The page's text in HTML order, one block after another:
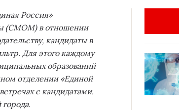
Россия»
(СМОМ) в отношении
кандидаты в
Для этого каждому
образований
отделении «Единой
с кандидатами.